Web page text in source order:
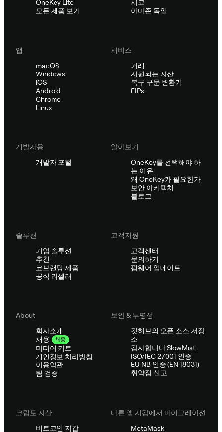
OneKey Lite
모든 제품 보기
시코
아마존 독일
앱
macOS
Windows
iOS
Android
Chrome
Linux
서비스
거래
지원되는 자산
복구 구문 변환기
EIPs
개발자용
개발자 포털
알아보기
OneKey를 선택해야 하
는 이유
왜 OneKey가 필요한가
보안 아키텍처
블로그
솔루션
기업 솔루션
추천
코브랜딩 제품
공식 리셀러
고객지원
고객센터
문의하기
펌웨어 업데이트
About
회사소개
채용
채용
미디어 키트
개인정보 처리방침
이용약관
팀 검증
보안 & 투명성
깃허브의 오픈 소스 저장
소
감사합니다 SlowMist
ISO/IEC 27001 인증
EU NB 인증 (EN 18031)
취약점 신고
크립토 자산
비트코인 지갑
다른 앱 지갑에서 마이그레이션
MetaMask